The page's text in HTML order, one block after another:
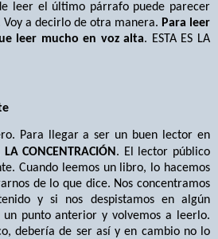
leer el último párrafo puede parecer
a decirlo de otra manera. Para leer
leer mucho en voz alta. ESTA ES LA
Para llegar a ser un buen lector en
LA CONCENTRACIÓN. El lector público
Cuando leemos un libro, lo hacemos
de lo que dice. Nos concentramos
y si nos despistamos en algún
punto anterior y volvemos a leerlo.
debería de ser así y en cambio no lo